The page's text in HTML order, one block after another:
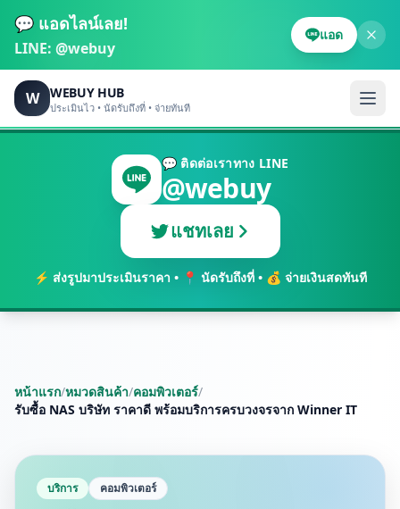
💬 แอดไลน์เลย!
LINE: @webuy
แอด
W WEBUY HUB
ประเมินไว • นัดรับถึงที่ • จ่ายทันที
💬 ติดต่อเราทาง LINE
@webuy
แชทเลย
⚡ ส่งรูปมาประเมินราคา • 📍 นัดรับถึงที่ • 💰 จ่ายเงินสดทันที
หน้าแรก/หมวดสินค้า/คอมพิวเตอร์/
รับซื้อ NAS บริษัท ราคาดี พร้อมบริการครบวงจรจาก Winner IT
บริการ คอมพิวเตอร์